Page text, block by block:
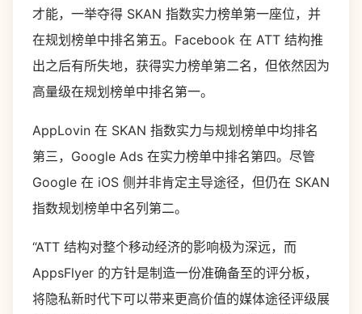
才能，一举夺得 SKAN 指数实力榜单第一座位，并
在规划榜单中排名第五。Facebook 在 ATT 结构推
出之后有所失地，获得实力榜单第二名，但依然因为
高量级在规划榜单中排名第一。
AppLovin 在 SKAN 指数实力与规划榜单中均排名
第三，Google Ads 在实力榜单中排名第四。尽管
Google 在 iOS 侧并非肯定主导途径，但仍在 SKAN
指数规划榜单中名列第二。
“ATT 结构对整个移动经济的影响极为深远，而
AppsFlyer 的方针是制造一份准确备至的评分板，
将隐私新时代下可以带来更高价值的媒体途径评级展